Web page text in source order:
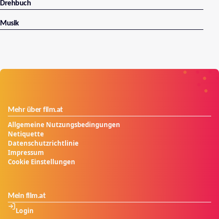
Drehbuch
Musik
Mehr über film.at
Allgemeine Nutzungsbedingungen
Netiquette
Datenschutzrichtlinie
Impressum
Cookie Einstellungen
Mein film.at
Login